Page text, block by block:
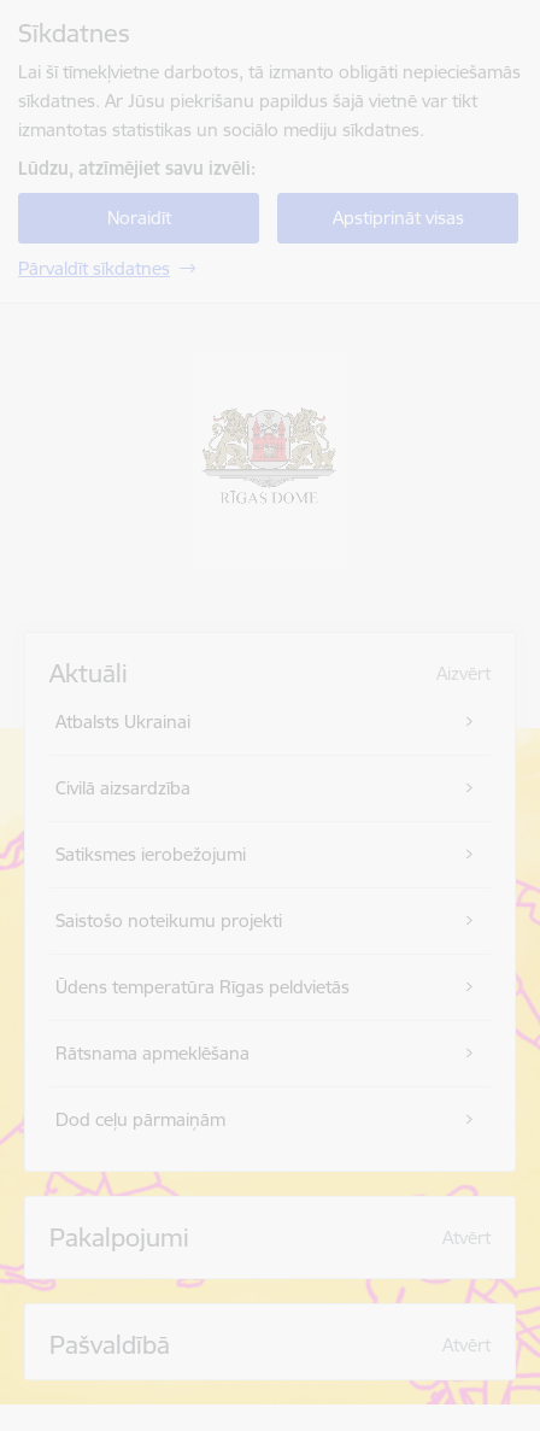
Sīkdatnes
Lai šī tīmekļvietne darbotos, tā izmanto obligāti nepieciešamās
sīkdatnes. Ar Jūsu piekrišanu papildus šajā vietnē var tikt
izmantotas statistikas un sociālo mediju sīkdatnes.
Lūdzu, atzīmējiet savu izvēli:
Noraidīt Apstiprināt visas
Pārvaldīt sīkdatnes
Aktuāli Aizvērt
Atbalsts Ukrainai
Civilā aizsardzība
Satiksmes ierobežojumi
Saistošo noteikumu projekti
Ūdens temperatūra Rīgas peldvietās
Rātsnama apmeklēšana
Dod ceļu pārmaiņām
Pakalpojumi Atvērt
Pašvaldībā Atvērt